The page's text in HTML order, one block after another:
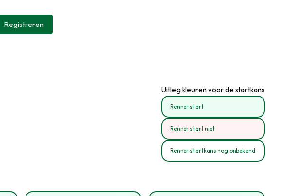
Registreren
Uitleg kleuren voor de startkans
Renner start
Renner start niet
Renner startkans nog onbekend